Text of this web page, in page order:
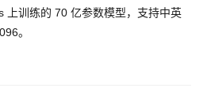
上训练的 70 亿参数模型，支持中英
。